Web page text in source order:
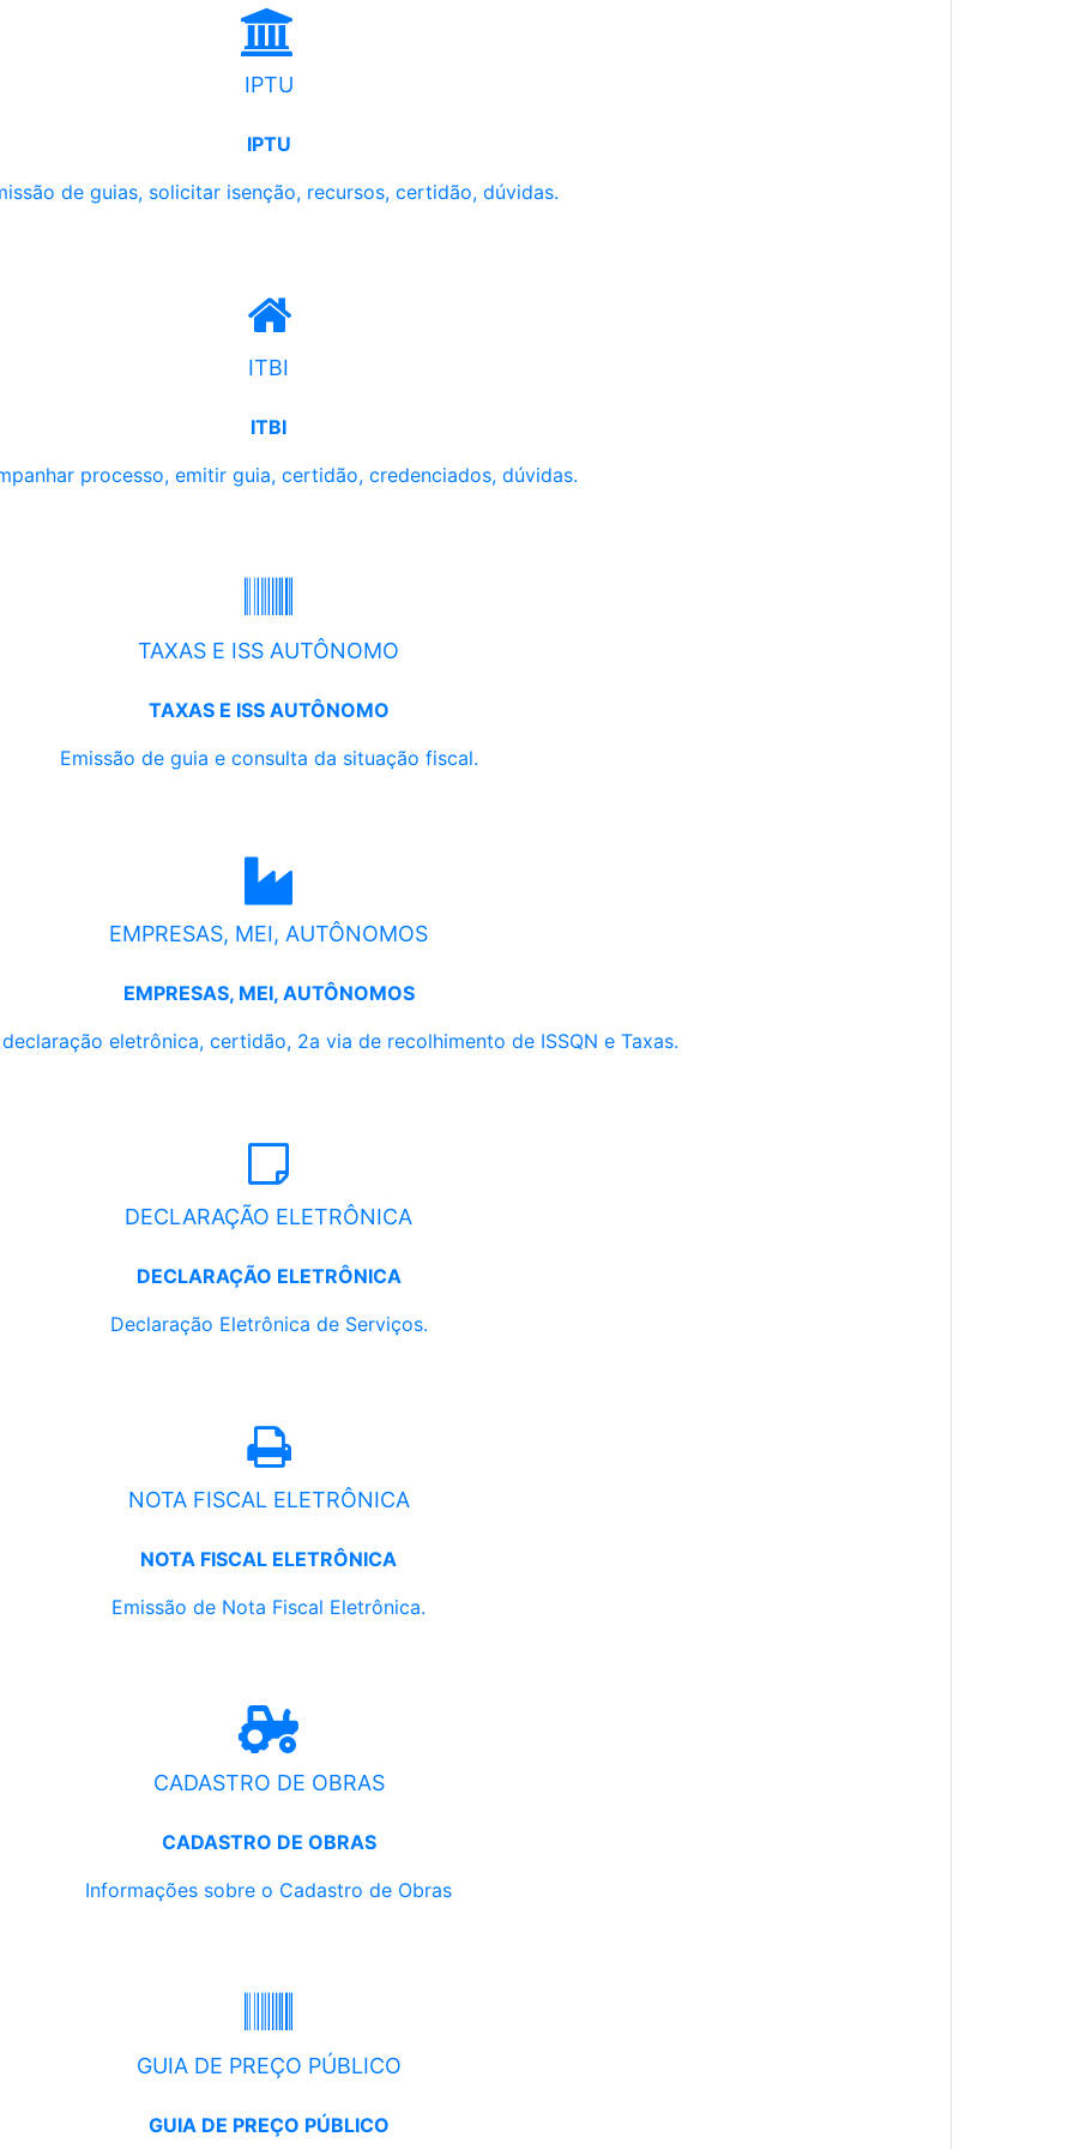
IPTU
IPTU
de guias, solicitar isenção, recursos, certidão, dúvidas.
ITBI
ITBI
processo, emitir guia, certidão, credenciados, dúvidas.
TAXAS E ISS AUTÔNOMO
TAXAS E ISS AUTÔNOMO
Emissão de guia e consulta da situação fiscal.
EMPRESAS, MEI, AUTÔNOMOS
EMPRESAS, MEI, AUTÔNOMOS
eletrônica, certidão, 2a via de recolhimento de ISSQN e Taxas.
DECLARAÇÃO ELETRÔNICA
DECLARAÇÃO ELETRÔNICA
Declaração Eletrônica de Serviços.
NOTA FISCAL ELETRÔNICA
NOTA FISCAL ELETRÔNICA
Emissão de Nota Fiscal Eletrônica.
CADASTRO DE OBRAS
CADASTRO DE OBRAS
Informações sobre o Cadastro de Obras
GUIA DE PREÇO PÚBLICO
GUIA DE PREÇO PÚBLICO